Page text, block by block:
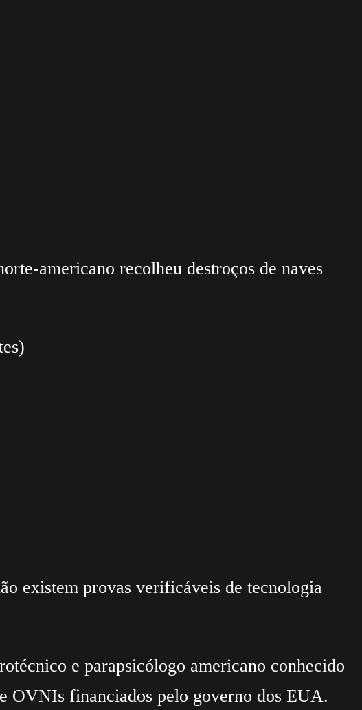
americano recolheu destroços de naves
existem provas verificáveis de tecnologia
e parapsicólogo americano conhecido
OVNIs financiados pelo governo dos EUA.